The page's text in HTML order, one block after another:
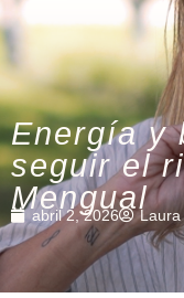
Energía y
seguir el
Mengual
abril 2, 2026